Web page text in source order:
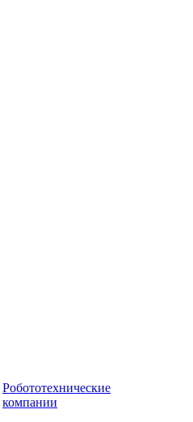
Робототехнические
компании